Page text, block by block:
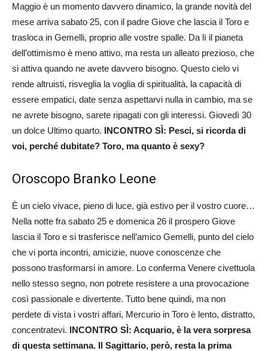
Maggio è un momento davvero dinamico, la grande novità del
mese arriva sabato 25, con il padre Giove che lascia il Toro e
trasloca in Gemelli, proprio alle vostre spalle. Da lì il pianeta
dell’ottimismo è meno attivo, ma resta un alleato prezioso, che
si attiva quando ne avete davvero bisogno. Questo cielo vi
rende altruisti, risveglia la voglia di spiritualità, la capacità di
essere empatici, date senza aspettarvi nulla in cambio, ma se
ne avrete bisogno, sarete ripagati con gli interessi. Giovedì 30
un dolce Ultimo quarto. INCONTRO SÌ: Pesci, si ricorda di
voi, perché dubitate? Toro, ma quanto è sexy?
Oroscopo Branko Leone
È un cielo vivace, pieno di luce, già estivo per il vostro cuore…
Nella notte fra sabato 25 e domenica 26 il prospero Giove
lascia il Toro e si trasferisce nell’amico Gemelli, punto del cielo
che vi porta incontri, amicizie, nuove conoscenze che
possono trasformarsi in amore. Lo conferma Venere civettuola
nello stesso segno, non potrete resistere a una provocazione
così passionale e divertente. Tutto bene quindi, ma non
perdete di vista i vostri affari, Mercurio in Toro è lento, distratto,
concentratevi. INCONTRO SÌ: Acquario, è la vera sorpresa
di questa settimana. Il Sagittario, però, resta la prima